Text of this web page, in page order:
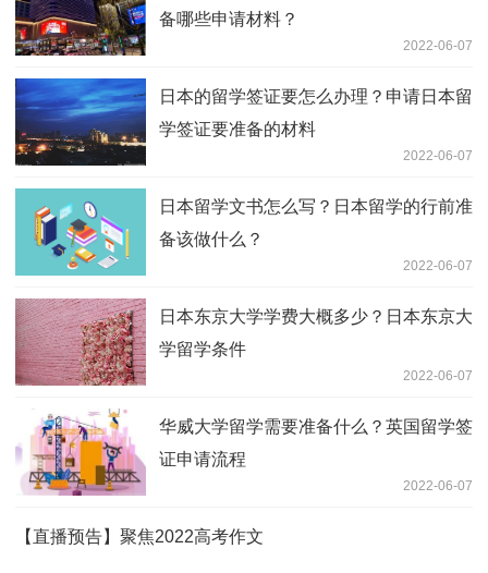
备哪些申请材料？
2022-06-07
日本的留学签证要怎么办理？申请日本留
学签证要准备的材料
2022-06-07
日本留学文书怎么写？日本留学的行前准
备该做什么？
2022-06-07
日本东京大学学费大概多少？日本东京大
学留学条件
2022-06-07
华威大学留学需要准备什么？英国留学签
证申请流程
2022-06-07
【直播预告】聚焦2022高考作文